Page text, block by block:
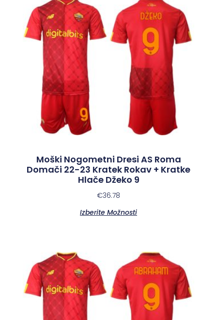
Moški Nogometni Dresi AS Roma
Domači 22-23 Kratek Rokav + Kratke
Hlače Džeko 9
€36.78
Izberite Možnosti